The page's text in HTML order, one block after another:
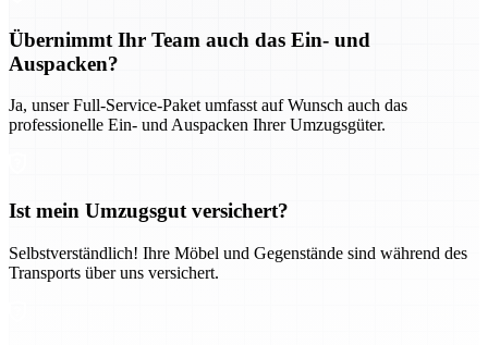
Übernimmt Ihr Team auch das Ein- und
Auspacken?
Ja, unser Full-Service-Paket umfasst auf Wunsch auch das
professionelle Ein- und Auspacken Ihrer Umzugsgüter.
Ist mein Umzugsgut versichert?
Selbstverständlich! Ihre Möbel und Gegenstände sind während des
Transports über uns versichert.